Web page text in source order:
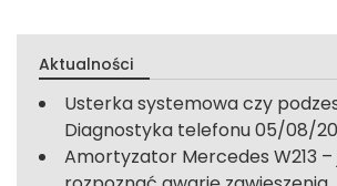
Aktualności
Usterka systemowa czy
Diagnostyka telefonu05/08/
Amortyzator Mercedes W213 –